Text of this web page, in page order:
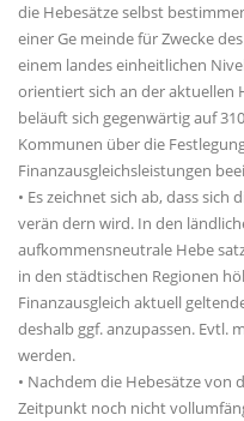
die Hebesätze selbst
einer Ge meinde für Zwecke
einem landes einheitlichen
orientiert sich an der aktuellen
beläuft sich gegenwärtig auf
Kommunen über die
Finanzausgleichsleistungen
• Es zeichnet sich ab, dass
verän dern wird. In den
aufkommensneutrale Hebe
in den städtischen Regionen
Finanzausgleich aktuell
deshalb ggf. anzupassen. Evtl.
werden.
• Nachdem die Hebesätze von
Zeitpunkt noch nicht